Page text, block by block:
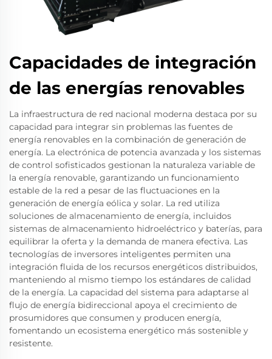
Capacidades de integración
de las energías renovables
La infraestructura de red nacional moderna destaca por su
capacidad para integrar sin problemas las fuentes de
energía renovables en la combinación de generación de
energía. La electrónica de potencia avanzada y los sistemas
de control sofisticados gestionan la naturaleza variable de
la energía renovable, garantizando un funcionamiento
estable de la red a pesar de las fluctuaciones en la
generación de energía eólica y solar. La red utiliza
soluciones de almacenamiento de energía, incluidos
sistemas de almacenamiento hidroeléctrico y baterías, para
equilibrar la oferta y la demanda de manera efectiva. Las
tecnologías de inversores inteligentes permiten una
integración fluida de los recursos energéticos distribuidos,
manteniendo al mismo tiempo los estándares de calidad
de la energía. La capacidad del sistema para adaptarse al
flujo de energía bidireccional apoya el crecimiento de
prosumidores que consumen y producen energía,
fomentando un ecosistema energético más sostenible y
resistente.